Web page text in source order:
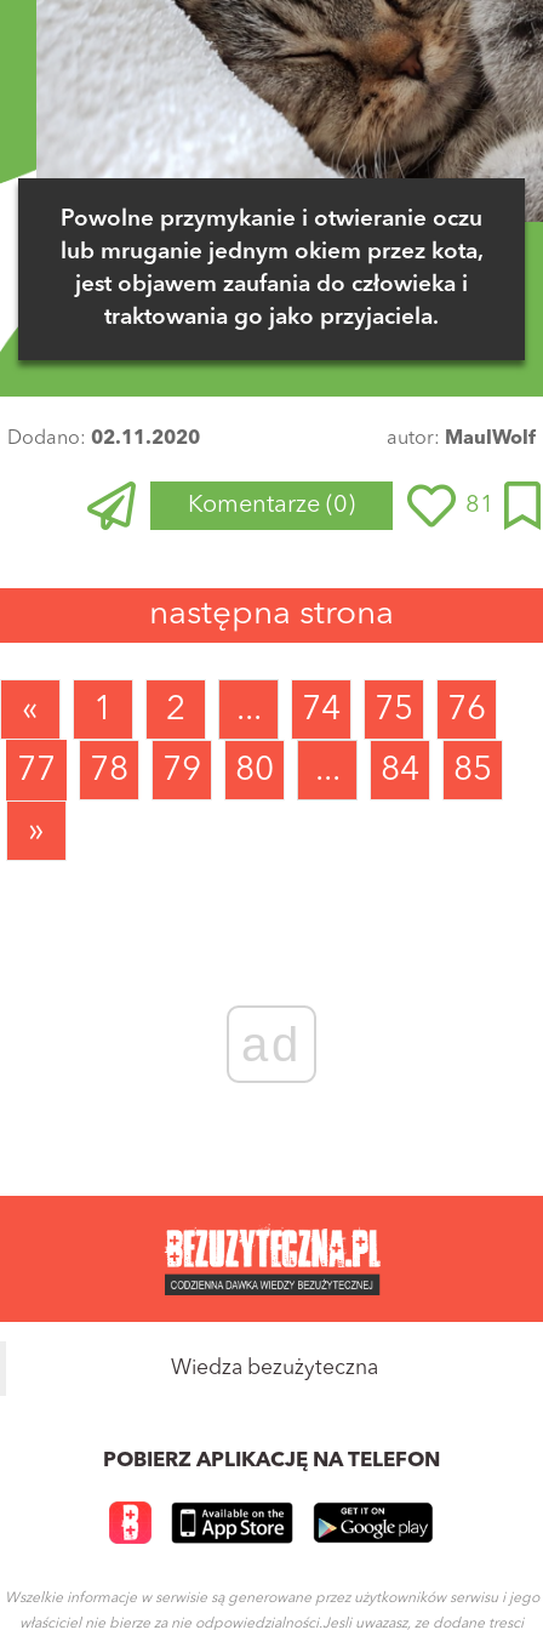
Powolne przymykanie i otwieranie oczu
lub mruganie jednym okiem przez kota,
jest objawem zaufania do człowieka i
traktowania go jako przyjaciela.
Dodano: 02.11.2020 autor: MaulWolf
Komentarze (0) 81
następna strona
« 1 2 ... 74 75
76
77
78 79 80 ... 84
85
»
ad
Wiedza bezużyteczna
POBIERZ APLIKACJĘ NA TELEFON
Wszelkie informacje w serwisie są generowane przez użytkowników serwisu i jego
właściciel nie bierze za nie odpowiedzialności.Jesli uwazasz, ze dodane tresci